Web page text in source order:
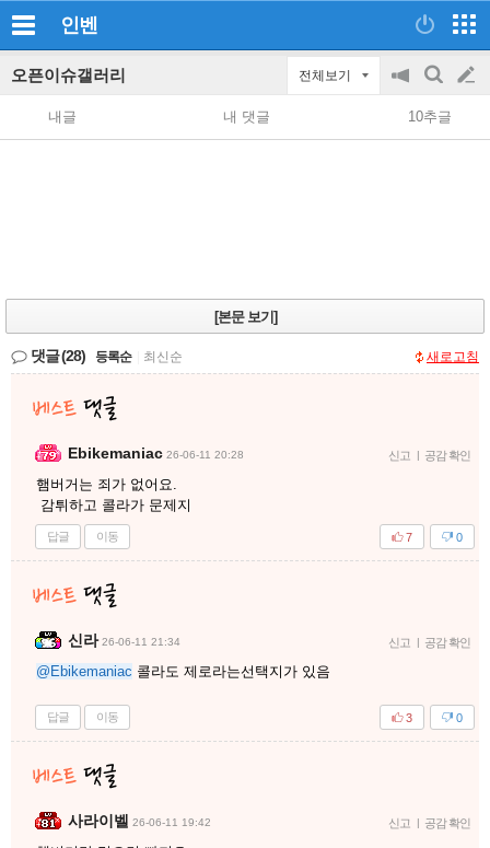
인벤
오픈이슈갤러리 전체보기
공
지
on/off
검
색
글
쓰
내글 내 댓글 10추글
[본문 보기]
댓글(28) 등록순 최신순 새로고침
Ebikemaniac 26-06-11 20:28 신고 | 공감 확인
햄버거는 죄가 없어요.
감튀하고 콜라가 문제지
답글 이동 0
7
신라 26-06-11 21:34 신고 | 공감 확인
@Ebikemaniac 콜라도 제로라는선택지가 있음
답글 이동 0
3
사라이벨 26-06-11 19:42 신고 | 공감 확인